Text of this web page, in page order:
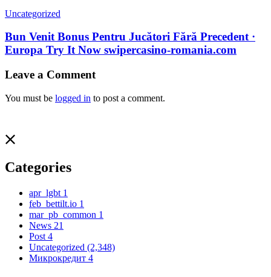
Uncategorized
Bun Venit Bonus Pentru Jucători Fără Precedent ·
Europa Try It Now swipercasino-romania.com
Leave a Comment
You must be logged in to post a comment.
Categories
apr_lgbt 1
feb_bettilt.io 1
mar_pb_common 1
News 21
Post 4
Uncategorized (2,348)
Микрокредит 4